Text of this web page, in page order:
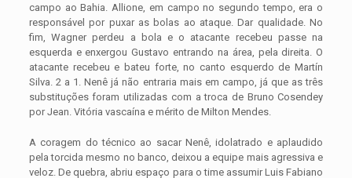
campo ao Bahia. Allione, em campo no segundo tempo, era o
responsável por puxar as bolas ao ataque. Dar qualidade. No
fim, Wagner perdeu a bola e o atacante recebeu passe na
esquerda e enxergou Gustavo entrando na área, pela direita. O
atacante recebeu e bateu forte, no canto esquerdo de Martín
Silva. 2 a 1. Nenê já não entraria mais em campo, já que as três
substituções foram utilizadas com a troca de Bruno Cosendey
por Jean. Vitória vascaína e mérito de Milton Mendes.
A coragem do técnico ao sacar Nenê, idolatrado e aplaudido
pela torcida mesmo no banco, deixou a equipe mais agressiva e
veloz. De quebra, abriu espaço para o time assumir Luis Fabiano